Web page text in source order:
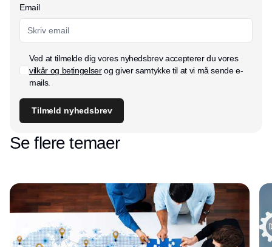
Email
Ved at tilmelde dig vores nyhedsbrev accepterer du vores
vilkår og betingelserog giver samtykke til at vi må sende e-
mails.
Tilmeld nyhedsbrev
Se flere temaer